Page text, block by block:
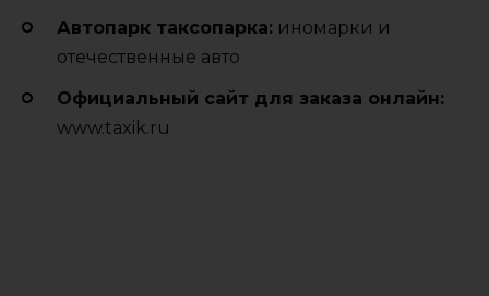
Автопарк таксопарка: иномарки и
отечественные авто
Официальный сайт для заказа онлайн:
www.taxik.ru